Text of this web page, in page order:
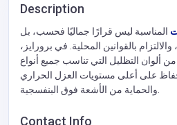
Description
المناسبة ليس قرارًا جماليًا فحسب، بل
والالتزام بالقوانين المحلية. في برورايز،
ألوان التظليل التي تناسب جميع أنواع
على أعلى مستويات العزل الحراري
Contact Info